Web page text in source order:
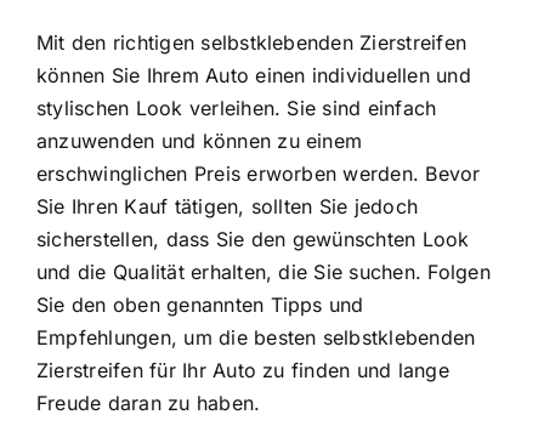
Mit den richtigen selbstklebenden Zierstreifen
können Sie Ihrem Auto einen individuellen und
stylischen Look verleihen. Sie sind einfach
anzuwenden und können zu einem
erschwinglichen Preis erworben werden. Bevor
Sie Ihren Kauf tätigen, sollten Sie jedoch
sicherstellen, dass Sie den gewünschten Look
und die Qualität erhalten, die Sie suchen. Folgen
Sie den oben genannten Tipps und
Empfehlungen, um die besten selbstklebenden
Zierstreifen für Ihr Auto zu finden und lange
Freude daran zu haben.